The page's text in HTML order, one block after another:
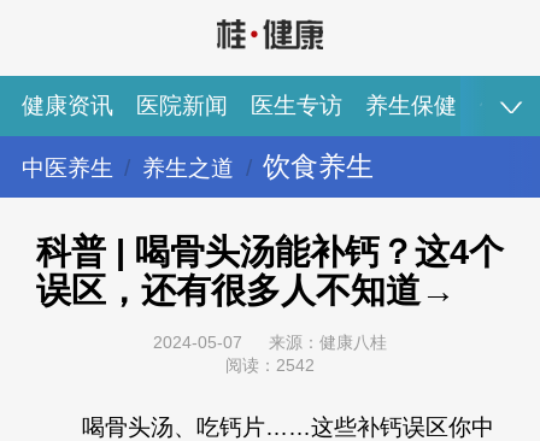
健康资讯 医院新闻 医生专访 养生保健 健康
中医养生 养生之道 饮食养生
健康资讯 医院新闻 医生专访 养生保健
专家推荐 图说健康
科普 | 喝骨头汤能补钙？这4个
误区，还有很多人不知道→
2024-05-07
来源：健康八桂
阅读：2542
喝骨头汤、吃钙片……这些补钙误区你中